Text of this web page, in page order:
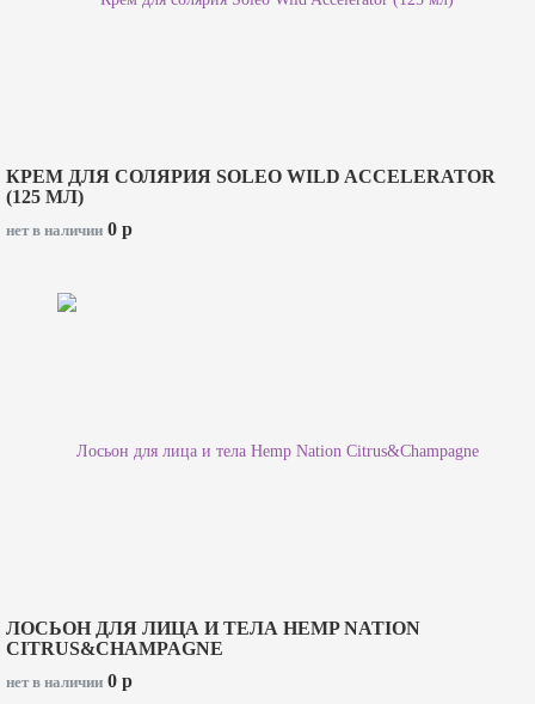
КРЕМ ДЛЯ СОЛЯРИЯ SOLEO WILD ACCELERATOR
(125 МЛ)
нет в наличии 0 p
ЛОСЬОН ДЛЯ ЛИЦА И ТЕЛА HEMP NATION
CITRUS&CHAMPAGNE
нет в наличии 0 p